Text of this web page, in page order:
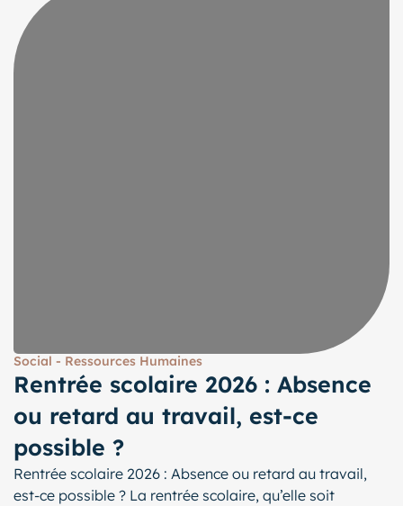
Social - Ressources Humaines
Rentrée scolaire 2026 : Absence
ou retard au travail, est-ce
possible ?
Rentrée scolaire 2026 : Absence ou retard au travail,
est-ce possible ? La rentrée scolaire, qu’elle soit